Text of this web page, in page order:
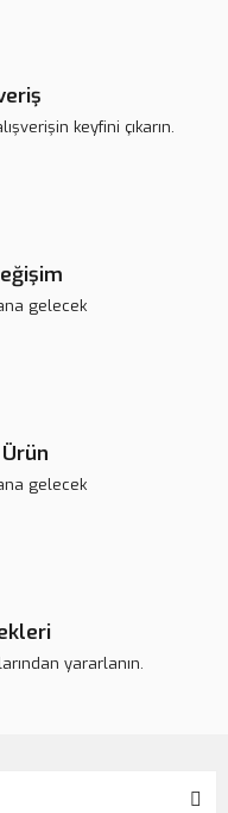
keyfini çıkarın.
gelecek
gelecek
yararlanın.